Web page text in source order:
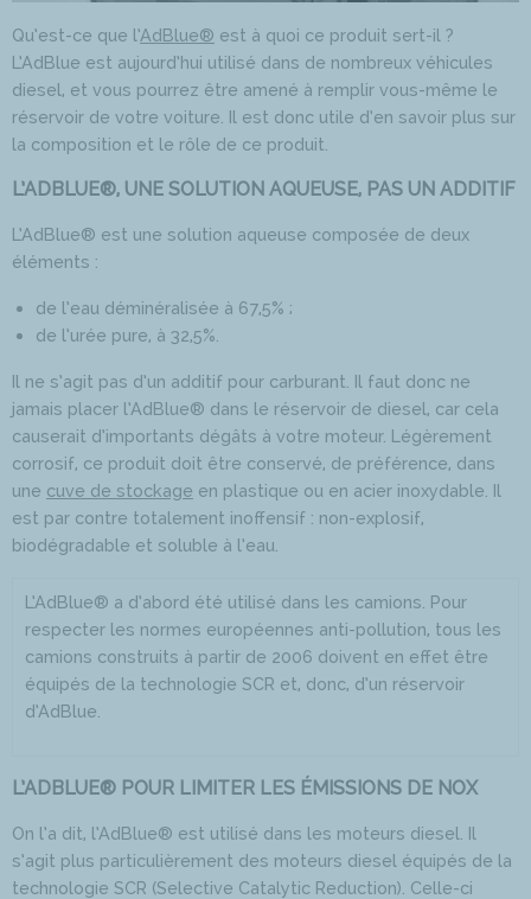
Qu’est-ce que l’AdBlue® est à quoi ce produit sert-il ?
L’AdBlue est aujourd’hui utilisé dans de nombreux véhicules
diesel, et vous pourrez être amené à remplir vous-même le
réservoir de votre voiture. Il est donc utile d’en savoir plus sur
la composition et le rôle de ce produit.
L’ADBLUE®, UNE SOLUTION AQUEUSE, PAS UN ADDITIF
L’AdBlue® est une solution aqueuse composée de deux
éléments :
de l’eau déminéralisée à 67,5% ;
de l’urée pure, à 32,5%.
Il ne s’agit pas d’un additif pour carburant. Il faut donc ne
jamais placer l’AdBlue® dans le réservoir de diesel, car cela
causerait d’importants dégâts à votre moteur. Légèrement
corrosif, ce produit doit être conservé, de préférence, dans
une cuve de stockage en plastique ou en acier inoxydable. Il
est par contre totalement inoffensif : non-explosif,
biodégradable et soluble à l’eau.
L’AdBlue® a d’abord été utilisé dans les camions. Pour
respecter les normes européennes anti-pollution, tous les
camions construits à partir de 2006 doivent en effet être
équipés de la technologie SCR et, donc, d’un réservoir
d’AdBlue.
L’ADBLUE® POUR LIMITER LES ÉMISSIONS DE NOX
On l’a dit, l’AdBlue® est utilisé dans les moteurs diesel. Il
s’agit plus particulièrement des moteurs diesel équipés de la
technologie SCR (Selective Catalytic Reduction). Celle-ci